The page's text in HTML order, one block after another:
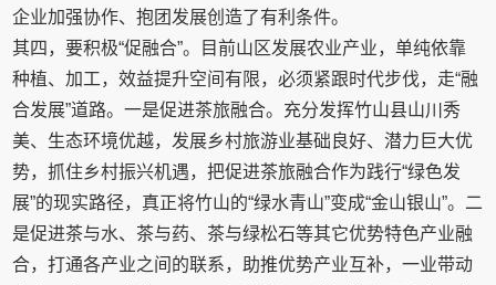
企业加强协作、抱团发展创造了有利条件。
其四，要积极“促融合”。目前山区发展农业产业，单纯依靠
种植、加工，效益提升空间有限，必须紧跟时代步伐，走“融
合发展”道路。一是促进茶旅融合。充分发挥竹山县山川秀
美、生态环境优越，发展乡村旅游业基础良好、潜力巨大优
势，抓住乡村振兴机遇，把促进茶旅融合作为践行“绿色发
展”的现实路径，真正将竹山的“绿水青山”变成“金山银山”。二
是促进茶与水、茶与药、茶与绿松石等其它优势特色产业融
合，打通各产业之间的联系，助推优势产业互补，一业带动